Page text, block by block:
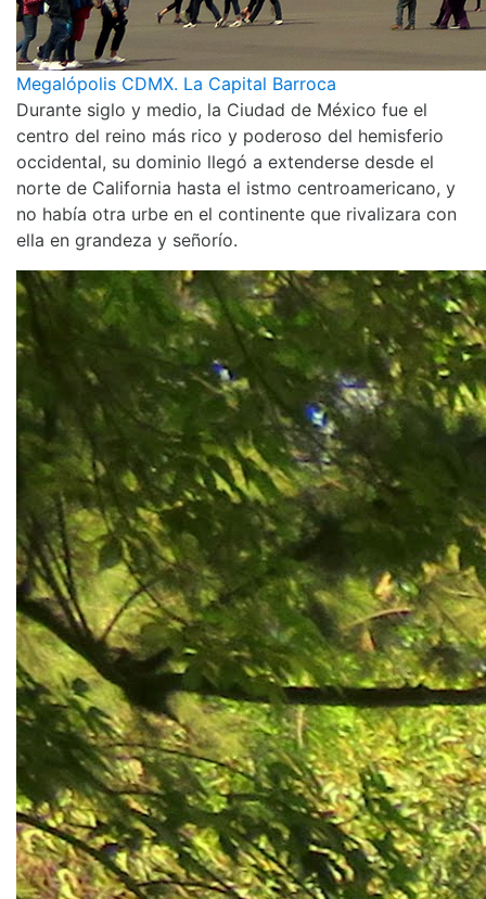
Megalópolis CDMX. La Capital Barroca
Durante siglo y medio, la Ciudad de México fue el
centro del reino más rico y poderoso del hemisferio
occidental, su dominio llegó a extenderse desde el
norte de California hasta el istmo centroamericano, y
no había otra urbe en el continente que rivalizara con
ella en grandeza y señorío.